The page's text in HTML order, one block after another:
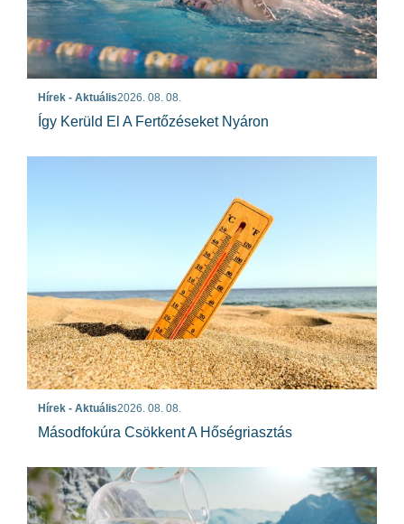
Hírek - Aktuális2026. 08. 08.
Így Kerüld El A Fertőzéseket Nyáron
Hírek - Aktuális2026. 08. 08.
Másodfokúra Csökkent A Hőségriasztás